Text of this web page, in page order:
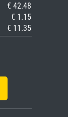
€ 42.48
€ 1.15
€ 11.35